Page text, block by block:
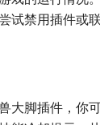
试禁用插件或
大脚插件，你